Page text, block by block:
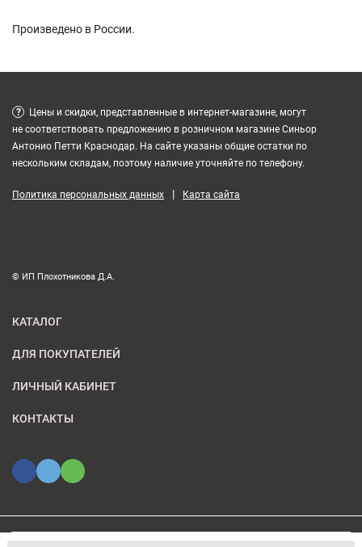
Произведено в России.
?
Цены и скидки, представленные в интернет-магазине, могут
не соответствовать предложению в розничном магазине Синьор
Антонио Петти Краснодар. На сайте указаны общие остатки по
нескольким складам, поэтому наличие уточняйте по телефону.
Политика персональных данных | Карта сайта
© ИП Плохотникова Д.А.
КАТАЛОГ
ДЛЯ ПОКУПАТЕЛЕЙ
ЛИЧНЫЙ КАБИНЕТ
КОНТАКТЫ